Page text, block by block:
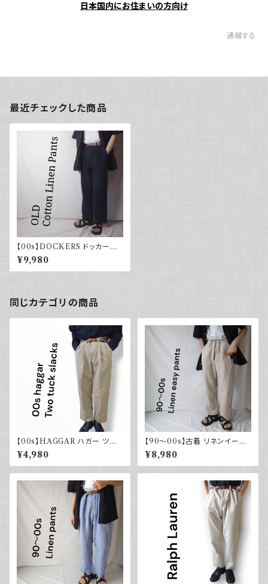
日本国内にお住まいの方向け
通報する
最近チェックした商品
【00s】DOCKERS ドッカーズ
コットンリネンパンツ ツータック
ブラック
¥9,980
同じカテゴリの商品
【00s】HAGGAR ハガー ツー
タックスラックス ポリエステル
ベージュ 古着 34 29
¥4,980
【90～00s】古着 リネンイージ
ーパンツ 夏 32×30 APT9 カジ
ュアル
¥8,980